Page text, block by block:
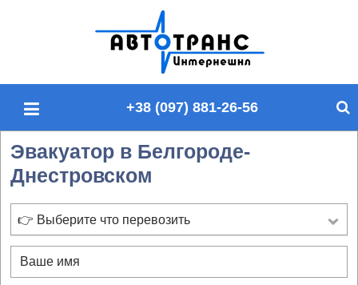
п
т
+38 (097) 881-26-56
Эвакуатор в Белгороде-
Днестровском
👉 Выберите что перевозить